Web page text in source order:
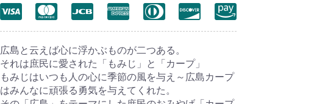
広島と云えば心に浮かぶものが二つある。
それは庶民に愛された「もみじ」と「カープ」
もみじはいつも人の心に季節の風を与え～広島カープ
はみんなに頑張る勇気を与えてくれた。